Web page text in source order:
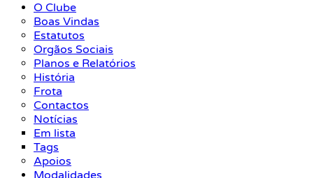
O Clube
Boas Vindas
Estatutos
Orgãos Sociais
Planos e Relatórios
História
Frota
Contactos
Notícias
Em lista
Tags
Apoios
Modalidades